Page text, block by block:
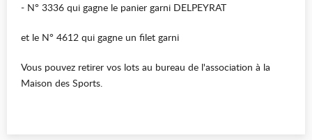
- N° 3336 qui gagne le panier garni DELPEYRAT
et le N° 4612 qui gagne un filet garni
Vous pouvez retirer vos lots au bureau de l'association à la
Maison des Sports.